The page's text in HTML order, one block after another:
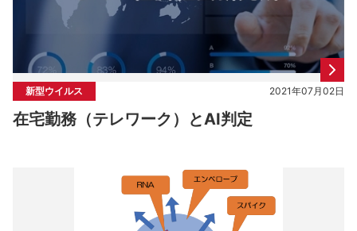
新型ウイルス 2021年07月02日
在宅勤務（テレワーク）とAI判定